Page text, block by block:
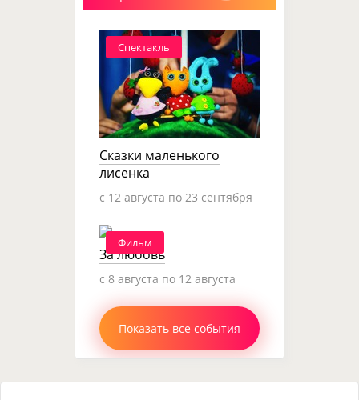
Спектакль
Сказки маленького
лисенка
c 12 августа по 23 сентября
Фильм
За любовь
c 8 августа по 12 августа
Показать все события